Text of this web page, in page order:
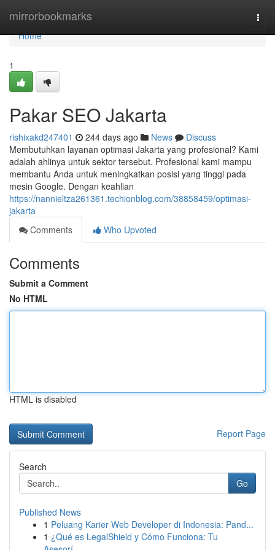
mirrorbookmarks
Home
Home
1
Pakar SEO Jakarta
rishixakd247401 244 days ago News
Discuss
Membutuhkan layanan optimasi Jakarta yang profesional? Kami
adalah ahlinya untuk sektor tersebut. Profesional kami mampu
membantu Anda untuk meningkatkan posisi yang tinggi pada
mesin Google. Dengan keahlian
https://nannieltza261361.techionblog.com/38858459/optimasi-
jakarta
Comments
Who Upvoted
Comments
Submit a Comment
No HTML
HTML is disabled
Report Page
Search
Go
Published News
1 Peluang Karier Web Developer di Indonesia: Pand...
1 ¿Qué es LegalShield y Cómo Funciona: Tu